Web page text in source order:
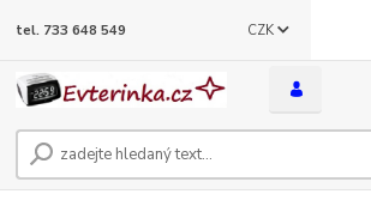
CZK
tel. 733 648 549